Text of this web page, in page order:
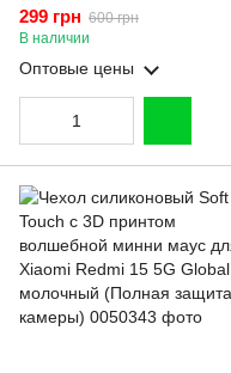
волшебной минни маус для
Xiaomi Redmi 15 5G Global
черный (Полная защита
299 грн 600 грн
В наличии
Оптовые цены